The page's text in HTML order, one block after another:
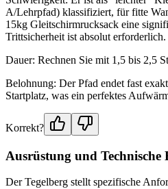
A/Lehrpfad) klassifiziert, für fitte
15kg Gleitschirmrucksack eine
Trittsicherheit ist absolut erforderlich.
Dauer: Rechnen Sie mit 1,5 bis 2,5
Belohnung: Der Pfad endet fast
Startplatz, was ein perfektes
Korrekt?
Ausrüstung und Technische
Der Tegelberg stellt spezifische